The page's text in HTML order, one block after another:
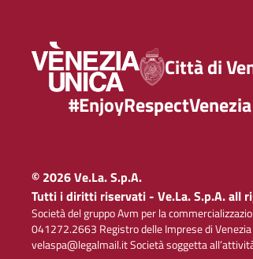
Città di
#EnjoyRespectVenezia
© 2026 Ve.La. S.p.A.
Tutti i diritti riservati - Ve.La. S.p.A. all
Società del gruppo Avm per la
041272.2663 Registro delle Imprese di
velaspa@legalmail.it Società soggetta